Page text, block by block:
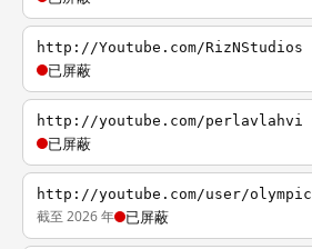
http://Youtube.com/RizNStudios
已屏蔽
http://youtube.com/perlavlahvi
已屏蔽
http://youtube.com/user/olympic
截至 2026 年 已屏蔽